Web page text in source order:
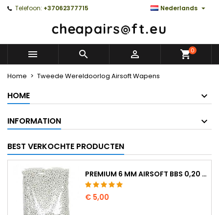
Telefoon: +37062377715 Nederlands 
   0
Home Tweede Wereldoorlog Airsoft Wapens
HOME
INFORMATION
BEST VERKOCHTE PRODUCTEN
PREMIUM 6 MM AIRSOFT BBS 0,20 G - 1000 KOGELS, NO-JAM, RECHT SCHIETEND
€ 5,00